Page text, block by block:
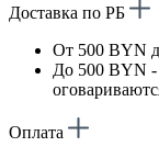
Доставка по РБ
От 500 BYN
До 500 BYN -
Оплата